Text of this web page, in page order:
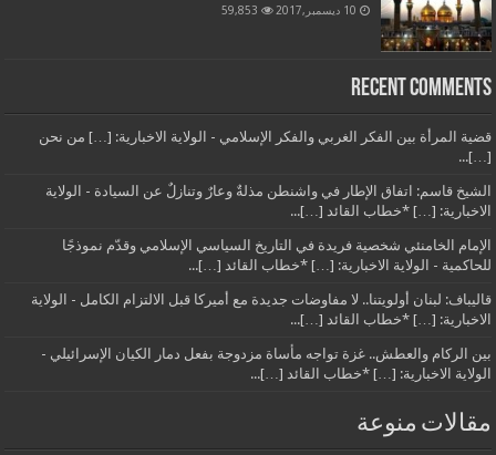
10 ديسمبر,2017 59,853
Recent Comments
قضية المرأة بين الفكر الغربي والفكر الإسلامي - الولاية الاخبارية: […] من نحن
[…]...
الشيخ قاسم: اتفاق الإطار في واشنطن مذلةٌ وعارٌ وتنازلٌ عن السيادة - الولاية
الاخبارية: […] *خطاب القائد […]...
الإمام الخامنئي شخصية فريدة في التاريخ السياسي الإسلامي وقدّم نموذجًا
للحاكمية - الولاية الاخبارية: […] *خطاب القائد […]...
قاليباف: لبنان أولويتنا.. لا مفاوضات جديدة مع أميركا قبل الالتزام الكامل - الولاية
الاخبارية: […] *خطاب القائد […]...
بين الركام والعطش.. غزة تواجه مأساة مزدوجة بفعل دمار الكيان الإسرائيلي -
الولاية الاخبارية: […] *خطاب القائد […]...
مقالات منوعة